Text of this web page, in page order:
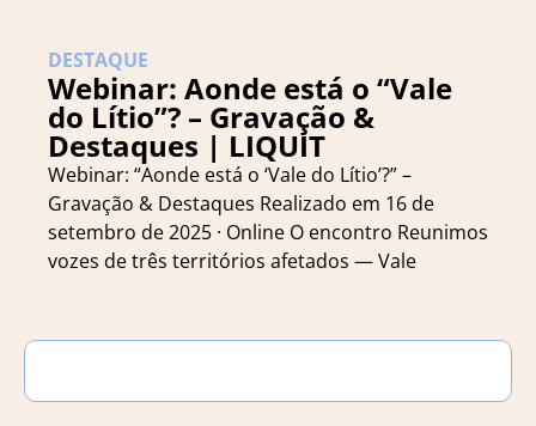
DESTAQUE
Webinar: Aonde está o “Vale
do Lítio”? – Gravação &
Destaques | LIQUIT
Webinar: “Aonde está o ‘Vale do Lítio’?” –
Gravação & Destaques Realizado em 16 de
setembro de 2025 · Online O encontro Reunimos
vozes de três territórios afetados — Vale